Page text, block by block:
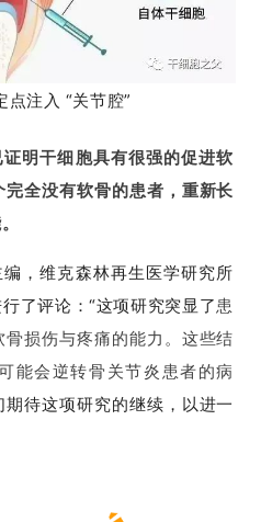
点注入 “关节腔”
明干细胞具有很强的促进软
全没有软骨的患者，重新长
编，维克森林再生医学研究所
了评论：“这项研究突显了患
损伤与疼痛的能力。 这些结
能会逆转骨关节炎患者的病
期待这项研究的继续，以进一